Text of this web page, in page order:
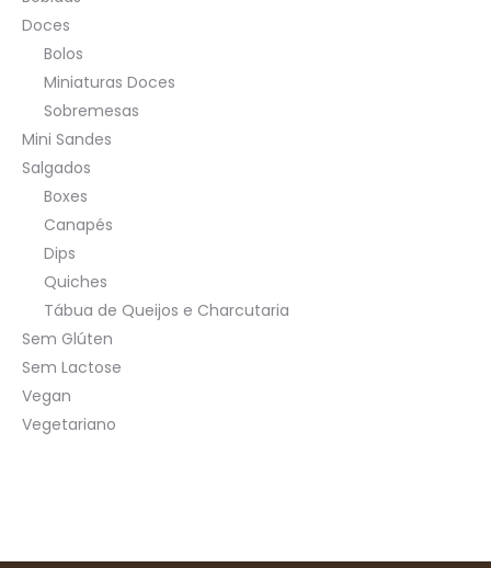
Doces
Bolos
Miniaturas Doces
Sobremesas
Mini Sandes
Salgados
Boxes
Canapés
Dips
Quiches
Tábua de Queijos e Charcutaria
Sem Glúten
Sem Lactose
Vegan
Vegetariano